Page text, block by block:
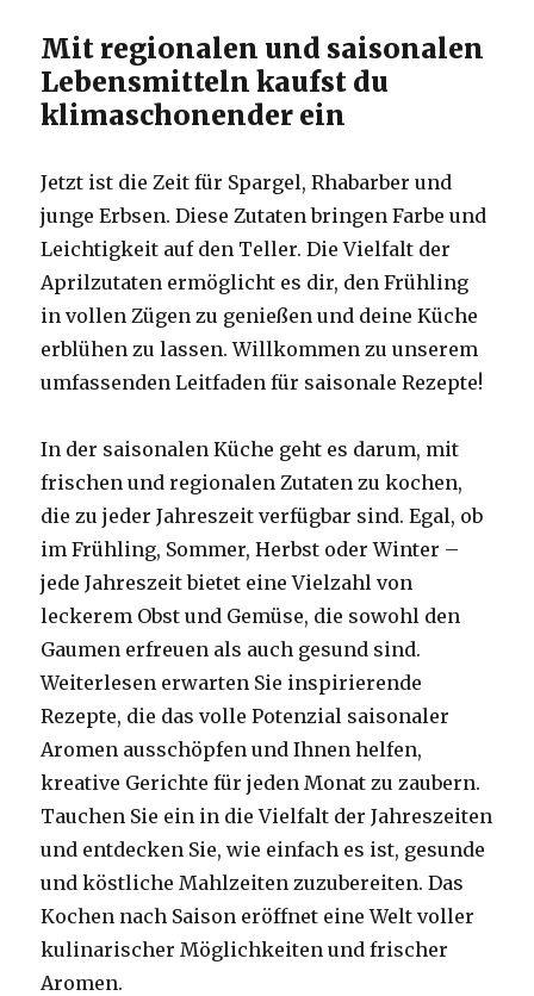
Mit regionalen und saisonalen
Lebensmitteln kaufst du
klimaschonender ein
Jetzt ist die Zeit für Spargel, Rhabarber und
junge Erbsen. Diese Zutaten bringen Farbe und
Leichtigkeit auf den Teller. Die Vielfalt der
Aprilzutaten ermöglicht es dir, den Frühling
in vollen Zügen zu genießen und deine Küche
erblühen zu lassen. Willkommen zu unserem
umfassenden Leitfaden für saisonale Rezepte!
In der saisonalen Küche geht es darum, mit
frischen und regionalen Zutaten zu kochen,
die zu jeder Jahreszeit verfügbar sind. Egal, ob
im Frühling, Sommer, Herbst oder Winter –
jede Jahreszeit bietet eine Vielzahl von
leckerem Obst und Gemüse, die sowohl den
Gaumen erfreuen als auch gesund sind.
Weiterlesen erwarten Sie inspirierende
Rezepte, die das volle Potenzial saisonaler
Aromen ausschöpfen und Ihnen helfen,
kreative Gerichte für jeden Monat zu zaubern.
Tauchen Sie ein in die Vielfalt der Jahreszeiten
und entdecken Sie, wie einfach es ist, gesunde
und köstliche Mahlzeiten zuzubereiten. Das
Kochen nach Saison eröffnet eine Welt voller
kulinarischer Möglichkeiten und frischer
Aromen.